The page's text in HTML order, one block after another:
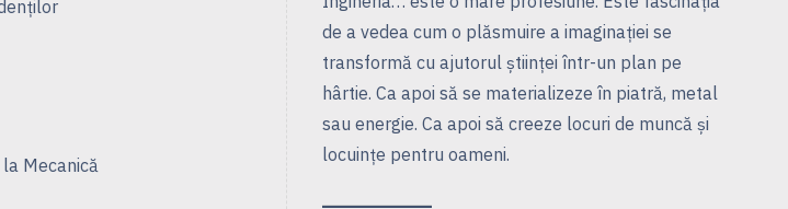
Mecanică
de a vedea cum o plăsmuire a imaginaţiei se
transformă cu ajutorul ştiinţei într-un plan pe
hârtie. Ca apoi să se materializeze în piatră, metal
sau energie. Ca apoi să creeze locuri de muncă şi
locuinţe pentru oameni.